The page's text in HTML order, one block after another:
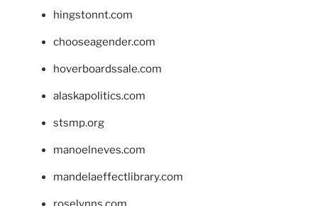
hingstonnt.com
chooseagender.com
hoverboardssale.com
alaskapolitics.com
stsmp.org
manoelneves.com
mandelaeffectlibrary.com